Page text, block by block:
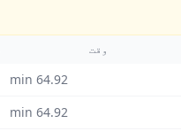
وقت
64.92
64.92